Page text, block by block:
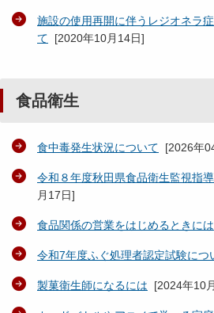
施設の使用再開に伴うレジオネラ
て [2020年10月14日]
食品衛生
食中毒発生状況について [2026年
令和８年度秋田県食品衛生監視指
月17日]
食品関係の営業をはじめるときには
令和7年度ふぐ処理者認定試験につ
製菓衛生師になるには [2024年10